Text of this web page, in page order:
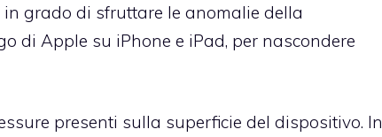
grado di sfruttare le anomalie della
di Apple su iPhone e iPad, per nascondere
presenti sulla superficie del dispositivo. In